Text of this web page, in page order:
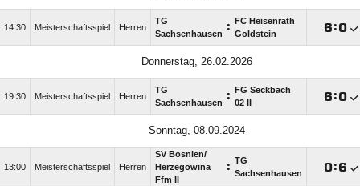
14:30 Meisterschaftsspiel Herren
TG
Sachsenhausen :
FC Heisenrath
Goldstein
:
Donnerstag, 26.02.2026
19:30 Meisterschaftsspiel Herren
TG
Sachsenhausen :
FG Seckbach
02 II
:
Sonntag, 08.09.2024
13:00 Meisterschaftsspiel Herren
SV Bosnien/​
Herzegowina
Ffm II
: TG
Sachsenhausen
: